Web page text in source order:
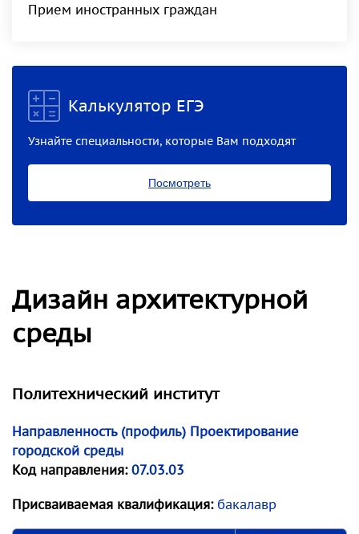
Прием иностранных граждан
Калькулятор ЕГЭ
Узнайте специальности, которые Вам подходят
Посмотреть
Дизайн архитектурной
среды
Политехнический институт
Направленность (профиль) Проектирование
городской среды
Код направления:07.03.03
Присваиваемая квалификация:бакалавр